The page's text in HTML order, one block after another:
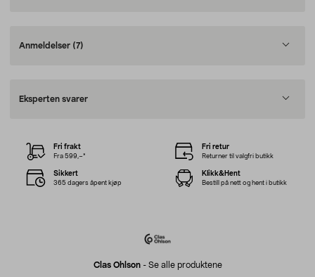
Anmeldelser (7)
Eksperten svarer
Clas Ohlson- Se alle produktene
Fri frakt
Fra 599,–*
Fri retur
Returner til valgfri butikk
Sikkert
365 dagers åpent kjøp
Klikk&Hent
Bestill på nett og hent i butikk